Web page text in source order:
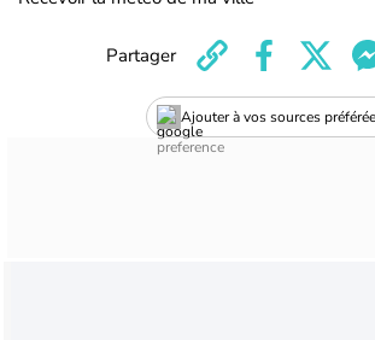
Ajouter à vos sources
Partager